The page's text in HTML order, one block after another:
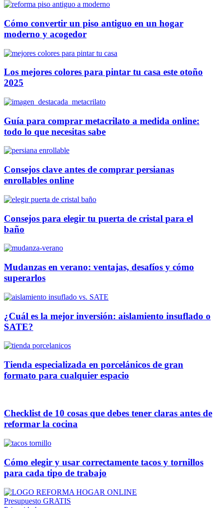
Cómo convertir un piso antiguo en un hogar
moderno y acogedor
Los mejores colores para pintar tu casa este otoño
2025
Guía para comprar metacrilato a medida online:
todo lo que necesitas sabe
Consejos clave antes de comprar persianas
enrollables online
Consejos para elegir tu puerta de cristal para el
baño
Mudanzas en verano: ventajas, desafíos y cómo
superarlos
¿Cuál es la mejor inversión: aislamiento insuflado o
SATE?
Tienda especializada en porcelánicos de gran
formato para cualquier espacio
Checklist de 10 cosas que debes tener claras antes de
reformar la cocina
Cómo elegir y usar correctamente tacos y tornillos
para cada tipo de trabajo
Presupuesto GRATIS